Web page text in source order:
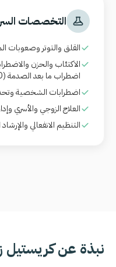
التخصصات
القلق والتوتر وصعوبات
الاكتئاب والحزن
اضطراب ما بعد الصدمة
اضطرابات الشخصية
العلاج الزوجي والأسري
التنظيم الانفعالي
نبذة عن كريستيل